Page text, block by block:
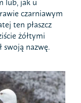
czarniawym
ten płaszcz
żółtymi
swoją nazwę.